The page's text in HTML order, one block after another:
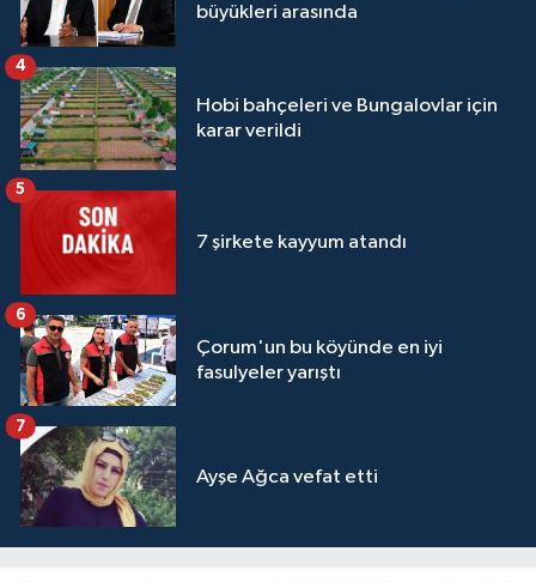
büyükleri arasında
Hobi bahçeleri ve Bungalovlar için
karar verildi
4
7 şirkete kayyum atandı
5
Çorum'un bu köyünde en iyi
fasulyeler yarıştı
6
Ayşe Ağca vefat etti
7